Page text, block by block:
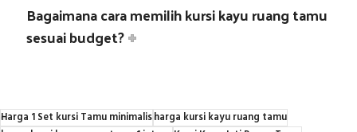
Bagaimana cara memilih kursi kayu ruang tamu
sesuai budget?
Harga 1 Set kursi Tamu minimalisharga kursi kayu ruang tamu